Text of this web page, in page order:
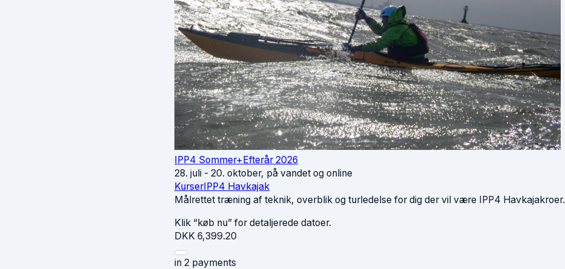
IPP4 Sommer+Efterår 2026
28. juli - 20. oktober, på vandet og online
KurserIPP4 Havkajak
Målrettet træning af teknik, overblik og turledelse for dig der vil være IPP4 Havkajakroer.
Klik “køb nu” for detaljerede datoer.
DKK 6,399.20
in 2 payments